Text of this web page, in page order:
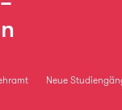
Neue